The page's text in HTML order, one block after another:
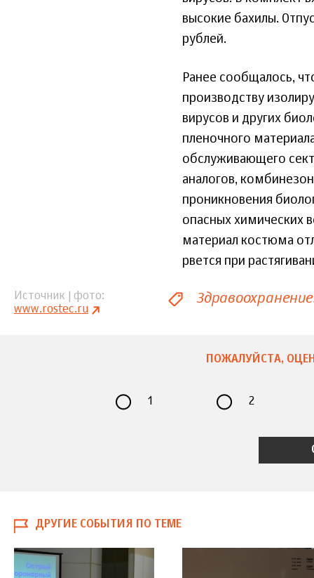
высокие бахилы.
рублей.
Ранее сообщалось,
производству
вирусов и других
пленочного
обслуживающего
аналогов,
проникновения
опасных химических
материал костюма
рвется при
Источник | фото
www.rostec.ru
ПОЖАЛУЙСТА,
1 2
ДРУГИЕ СОБЫТИЯ ПО ТЕМЕ